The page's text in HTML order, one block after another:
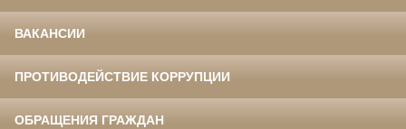
ВАКАНСИИ
ПРОТИВОДЕЙСТВИЕ КОРРУПЦИИ
ОБРАЩЕНИЯ ГРАЖДАН